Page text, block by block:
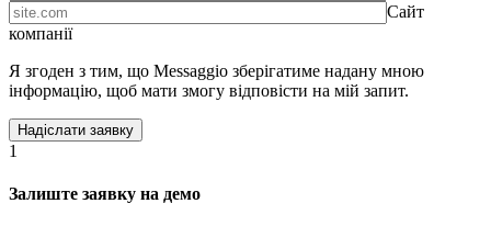
Сайт
компанії
Я згоден з тим, що Messaggio зберігатиме надану мною
інформацію, щоб мати змогу відповісти на мій запит.
1
Залиште заявку на демо